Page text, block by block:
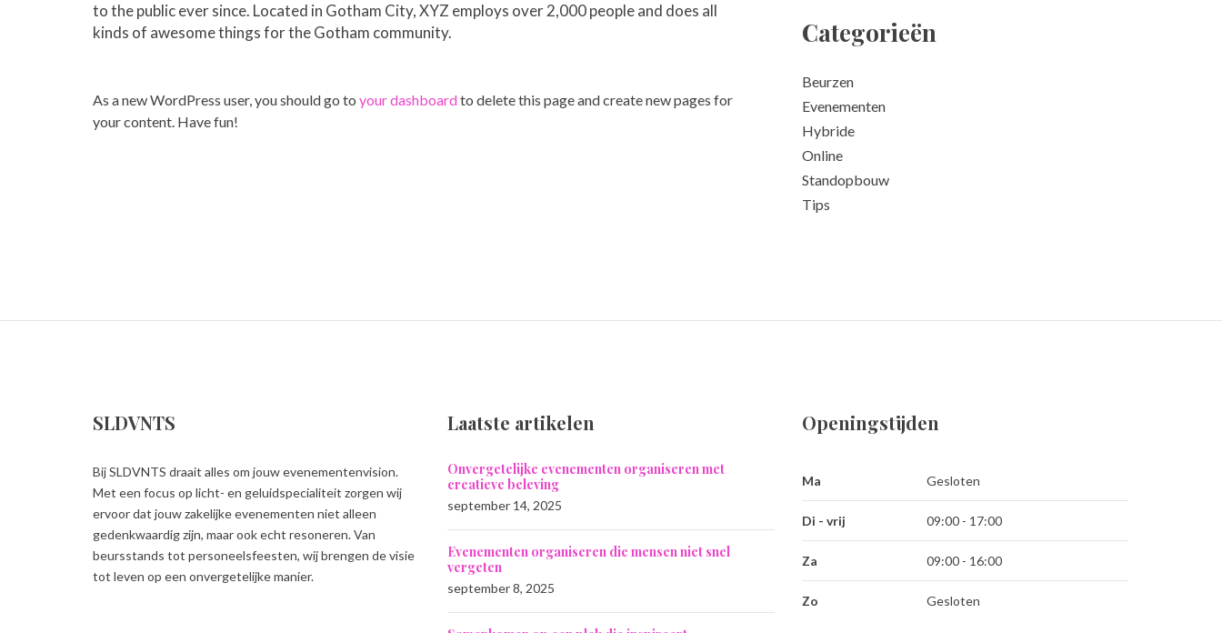
to the public ever since. Located in Gotham City, XYZ employs over 2,000 people and does all
kinds of awesome things for the Gotham community.
As a new WordPress user, you should go to your dashboardto delete this page and create new pages for
your content. Have fun!
Categorieën
Beurzen
Evenementen
Hybride
Online
Standopbouw
Tips
SLDVNTS
Bij SLDVNTS draait alles om jouw evenementenvision.
Met een focus op licht- en geluidspecialiteit zorgen wij
ervoor dat jouw zakelijke evenementen niet alleen
gedenkwaardig zijn, maar ook echt resoneren. Van
beursstands tot personeelsfeesten, wij brengen de visie
tot leven op een onvergetelijke manier.
Laatste artikelen
Onvergetelijke evenementen organiseren met
creatieve beleving
september 14, 2025
Evenementen organiseren die mensen niet snel
vergeten
september 8, 2025
Openingstijden
Ma Gesloten
Di - vrij 09:00 - 17:00
Za 09:00 - 16:00
Zo Gesloten